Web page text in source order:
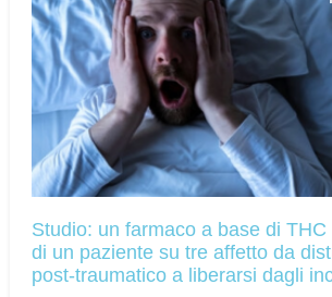
Studio: un farmaco a base di
di un paziente su tre affetto da
post-traumatico a liberarsi dagli